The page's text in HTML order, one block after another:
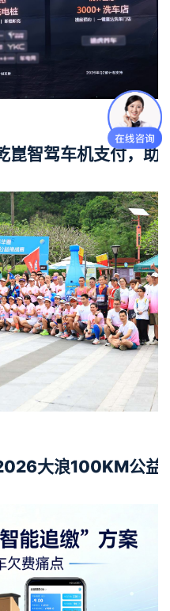
崑智驾车机支付，助
大浪100KM公益